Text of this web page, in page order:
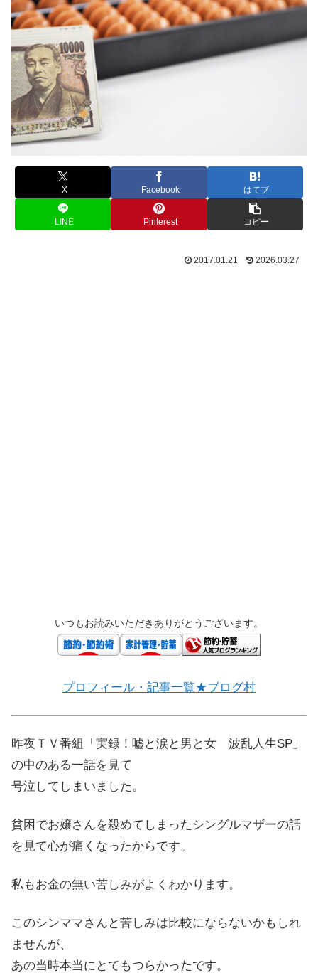
X Facebook はてブ
LINE Pinterest コピー
2017.01.21 2026.03.27
いつもお読みいただきありがとうございます。
プロフィール・記事一覧★ブログ村
昨夜ＴＶ番組「実録！嘘と涙と男と女 波乱人生SP」
の中のある一話を見て
号泣してしまいました。
貧困でお嬢さんを殺めてしまったシングルマザーの話
を見て心が痛くなったからです。
私もお金の無い苦しみがよくわかります。
このシンママさんと苦しみは比較にならないかもしれ
ませんが、
あの当時本当にとてもつらかったです。